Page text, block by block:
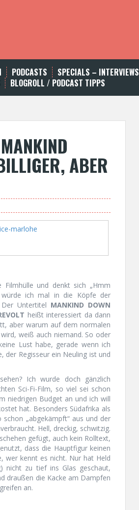
PODCASTS SPECIALS – INTERVIEWS
BLOGROLL / PODCAST TIPPS
ABER
und denkt sich „Hmm
würde ich mal in die Köpfe der
Untertitel MANKIND DOWN
heißt interessiert da dann
aber warum auf dem normalen
weiß auch niemand. So oder
Lust habe, gerade wenn ich
der Regisseur ein Neuling ist und
Ich wurde doch gänzlich
Sci-Fi-Film, so viel sei schon
niedrigen Budget an und ich will
hat. Besonders Südafrika als
„abgekämpft“ aus und der
Hell, dreckig, schwitzig.
gefügt, auch kein Rolltext,
dass die Hauptfigur keinen
wer kennt es nicht. Nur hat Held
nicht zu tief ins Glas geschaut,
draußen die Kacke am Dampfen
an.